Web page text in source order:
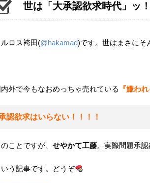
世は「大承認欲求時代」ッ！
ルロス袴田(@hakamad)です。世はまさにそ
内外で今もなおめっちゃ売れている 『嫌わ
認欲求はいらない！！！！
ことですが、 せやかて工藤。実際問題承
いう記事です。どうぞ